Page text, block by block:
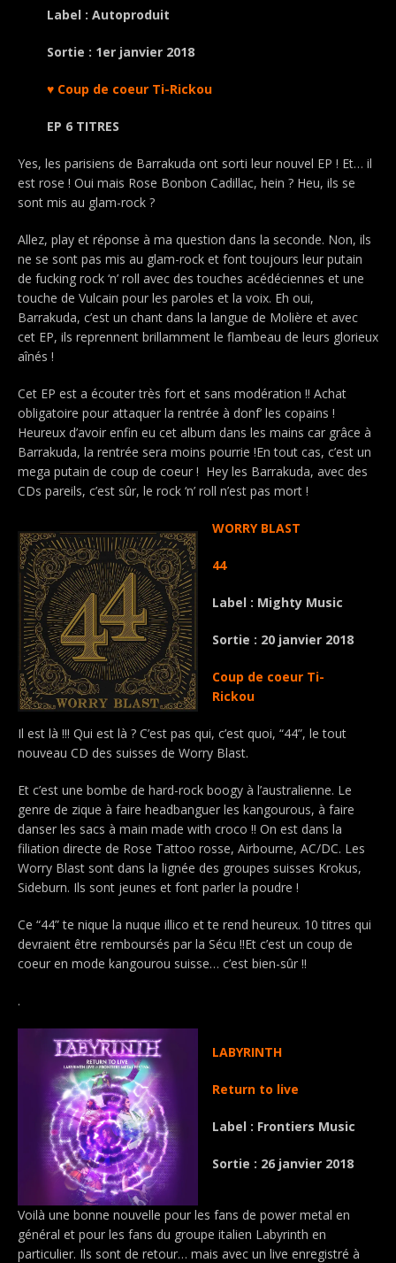
Label : Autoproduit
Sortie : 1er janvier 2018
♥ Coup de coeur Ti-Rickou
EP 6 TITRES
Yes, les parisiens de Barrakuda ont sorti leur nouvel EP ! Et… il
est rose ! Oui mais Rose Bonbon Cadillac, hein ? Heu, ils se
sont mis au glam-rock ?
Allez, play et réponse à ma question dans la seconde. Non, ils
ne se sont pas mis au glam-rock et font toujours leur putain
de fucking rock ‘n’ roll avec des touches acédéciennes et une
touche de Vulcain pour les paroles et la voix. Eh oui,
Barrakuda, c’est un chant dans la langue de Molière et avec
cet EP, ils reprennent brillamment le flambeau de leurs glorieux
aînés !
Cet EP est a écouter très fort et sans modération !! Achat
obligatoire pour attaquer la rentrée à donf’ les copains !
Heureux d’avoir enfin eu cet album dans les mains car grâce à
Barrakuda, la rentrée sera moins pourrie !En tout cas, c’est un
mega putain de coup de coeur ! Hey les Barrakuda, avec des
CDs pareils, c’est sûr, le rock ‘n’ roll n’est pas mort !
WORRY BLAST
44
Label : Mighty Music
Sortie : 20 janvier 2018
Coup de coeur Ti-
Rickou
Il est là !!! Qui est là ? C’est pas qui, c’est quoi, “44”, le tout
nouveau CD des suisses de Worry Blast.
Et c’est une bombe de hard-rock boogy à l’australienne. Le
genre de zique à faire headbanguer les kangourous, à faire
danser les sacs à main made with croco !! On est dans la
filiation directe de Rose Tattoo rosse, Airbourne, AC/DC. Les
Worry Blast sont dans la lignée des groupes suisses Krokus,
Sideburn. Ils sont jeunes et font parler la poudre !
Ce “44” te nique la nuque illico et te rend heureux. 10 titres qui
devraient être remboursés par la Sécu !!Et c’est un coup de
coeur en mode kangourou suisse… c’est bien-sûr !!
.
LABYRINTH
Return to live
Label : Frontiers Music
Sortie : 26 janvier 2018
Voilà une bonne nouvelle pour les fans de power metal en
général et pour les fans du groupe italien Labyrinth en
particulier. Ils sont de retour… mais avec un live enregistré à